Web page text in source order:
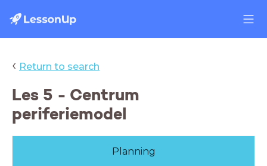
‹ Return to search
Les 5 - Centrum
periferiemodel
Planning